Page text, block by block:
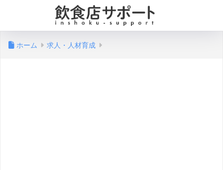
ホーム 求人・人材育成